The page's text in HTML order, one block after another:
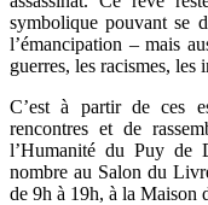
symbolique pouvant se
l’émancipation – mais
guerres, les racismes, les
C’est à partir de ces
rencontres et de
l’Humanité du Puy de
nombre au Salon du
de 9h à 19h, à la Maison